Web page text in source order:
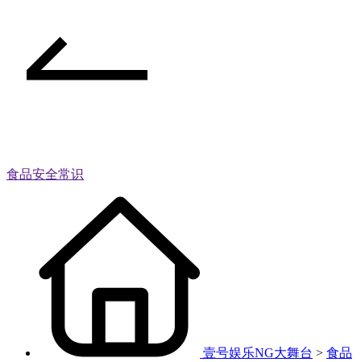
食品安全常识
壹号娱乐NG大舞台 > 食品